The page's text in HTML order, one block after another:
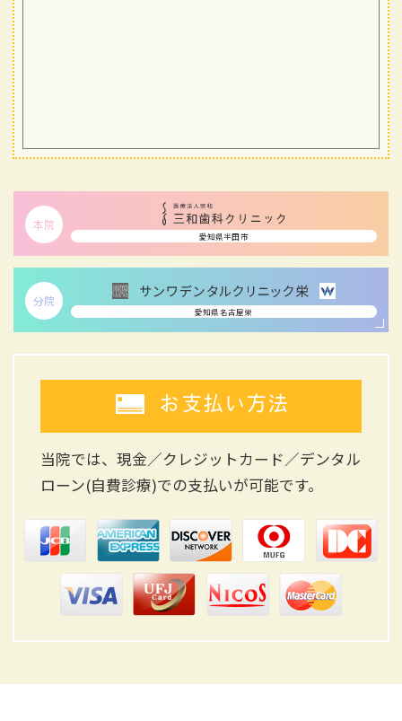
本院
愛知県半田市
分院
愛知県名古屋栄
お支払い方法
当院では、現金／クレジットカード／デンタル
ローン(自費診療)での支払いが可能です。